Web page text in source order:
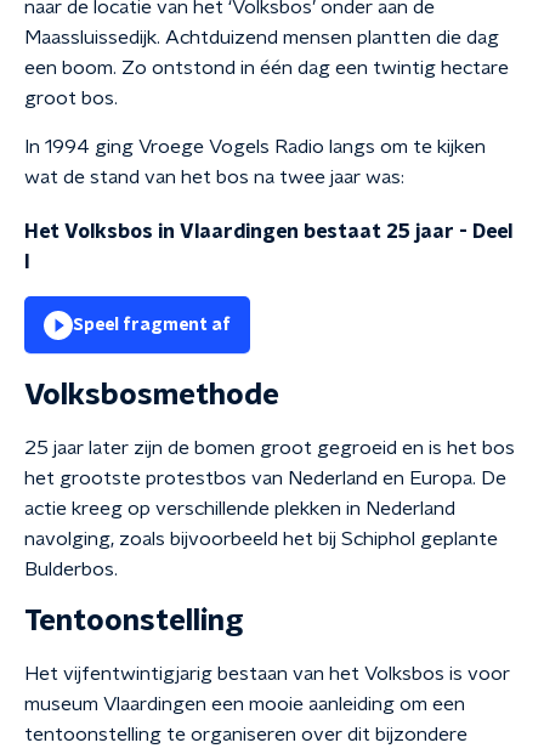
naar de locatie van het ‘Volksbos’ onder aan de
Maassluissedijk. Achtduizend mensen plantten die dag
een boom. Zo ontstond in één dag een twintig hectare
groot bos.
In 1994 ging Vroege Vogels Radio langs om te kijken
wat de stand van het bos na twee jaar was:
Het Volksbos in Vlaardingen bestaat 25 jaar - Deel
Speel fragment af
Volksbosmethode
25 jaar later zijn de bomen groot gegroeid en is het bos
het grootste protestbos van Nederland en Europa. De
actie kreeg op verschillende plekken in Nederland
navolging, zoals bijvoorbeeld het bij Schiphol geplante
Bulderbos.
Tentoonstelling
Het vijfentwintigjarig bestaan van het Volksbos is voor
museum Vlaardingen een mooie aanleiding om een
tentoonstelling te organiseren over dit bijzondere